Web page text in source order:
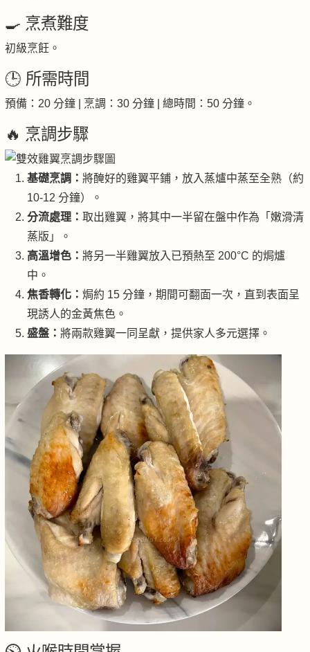
🍳 烹煮難度
初級烹飪。
🕒 所需時間
預備：20 分鐘 | 烹調：30 分鐘 | 總時間：50 分鐘。
🔥 烹調步驟
基礎烹調： 將醃好的雞翼平鋪，放入蒸爐中蒸至全熟（約
10-12 分鐘）。
分流處理： 取出雞翼，將其中一半留在盤中作為「嫩滑清
蒸版」。
高溫增色： 將另一半雞翼放入已預熱至 200°C 的焗爐
中。
焦香轉化： 焗約 15 分鐘，期間可翻面一次，直到表面呈
現誘人的金黃焦色。
盛盤： 將兩款雞翼一同呈獻，提供家人多元選擇。